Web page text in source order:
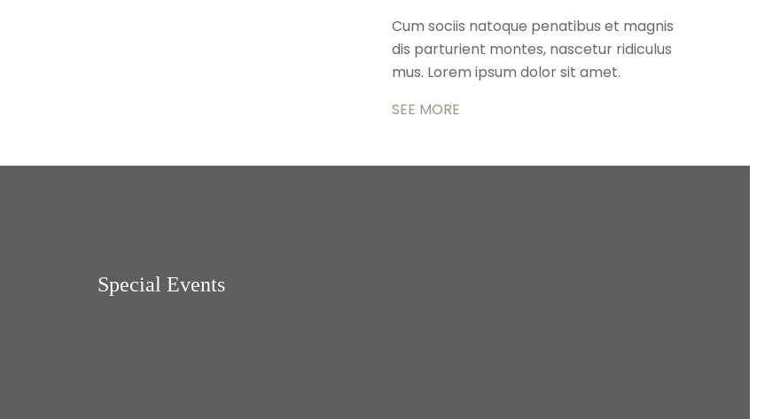
Cum sociis natoque penatibus et magnis
dis parturient montes, nascetur ridiculus
mus. Lorem ipsum dolor sit amet.
SEE MORE
Special Events